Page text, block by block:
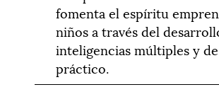
fomenta el espíritu
niños a través del
inteligencias múltiples y
práctico.